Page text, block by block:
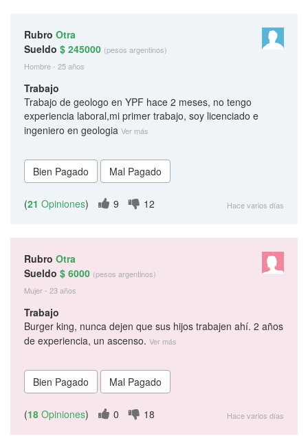
Rubro Otra
Sueldo $ 245000 (pesos argentinos)
Hombre - 25 años
Trabajo
Trabajo de geologo en YPF hace 2 meses, no tengo
experiencia laboral,mi primer trabajo, soy licenciado e
ingeniero en geologia Ver más
(21 Opiniones) 9 12 Hace varios días
Rubro Otra
Sueldo $ 6000 (pesos argentinos)
Mujer - 23 años
Trabajo
Burger king, nunca dejen que sus hijos trabajen ahí. 2 años
de experiencia, un ascenso. Ver más
(18 Opiniones) 0 18 Hace varios días